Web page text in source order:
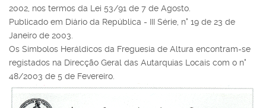
2002, nos termos da Lei 53/91 de 7 de Agosto.
Publicado em Diário da República - III Série, n° 19 de 23 de
Janeiro de 2003.
Os Símbolos Heráldicos da Freguesia de Altura encontram-se
registados na Direcção Geral das Autarquias Locais com o n°
48/2003 de 5 de Fevereiro.